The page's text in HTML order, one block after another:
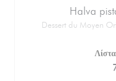
Halva
Dessert du Moyen